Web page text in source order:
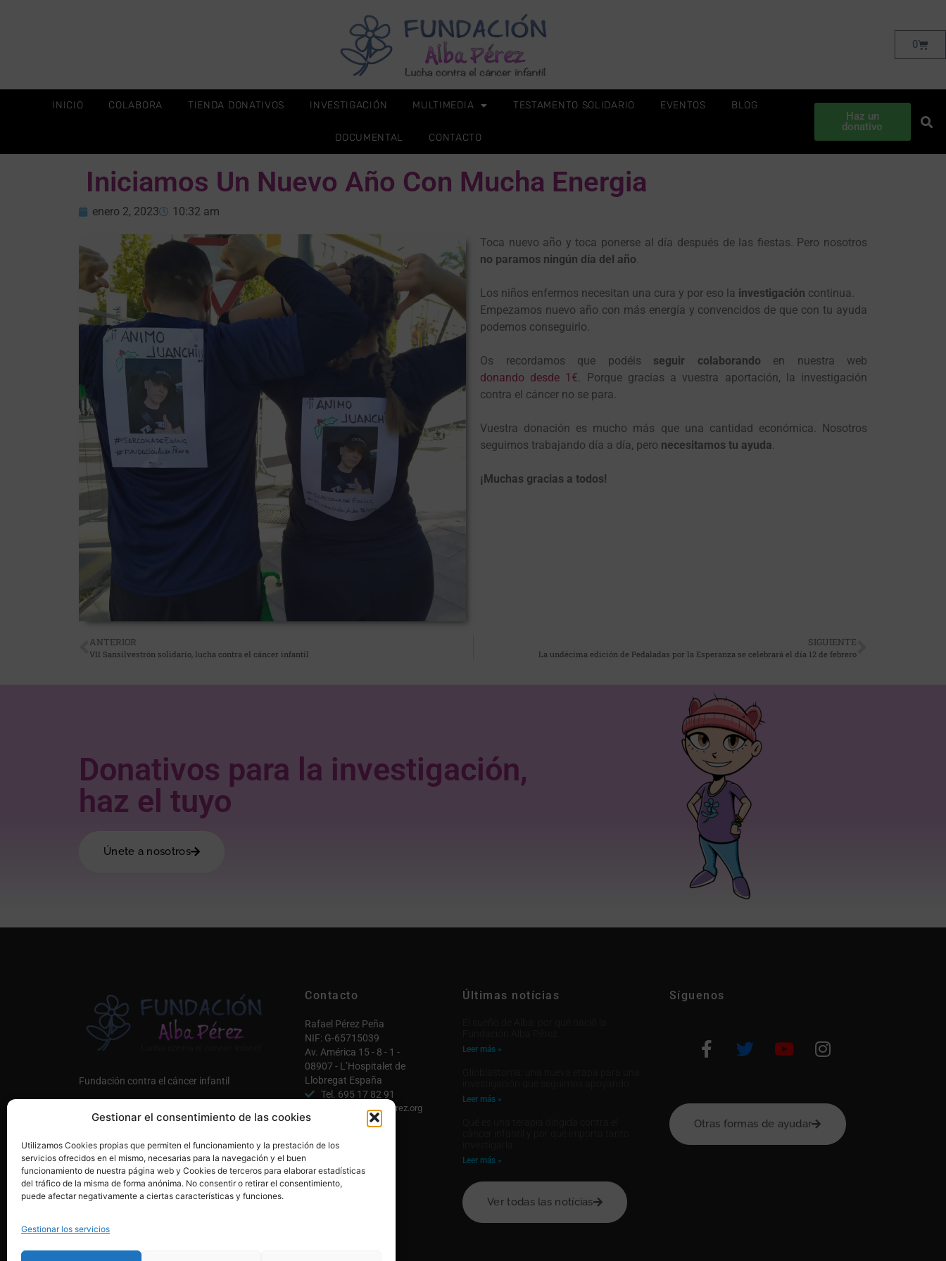
Gestionar el consentimiento de las cookies
Utilizamos Cookies propias que permiten el funcionamiento y la prestación de los
servicios ofrecidos en el mismo, necesarias para la navegación y el buen
funcionamiento de nuestra página web y Cookies de terceros para elaborar estadísticas
del tráfico de la misma de forma anónima. No consentir o retirar el consentimiento,
puede afectar negativamente a ciertas características y funciones.
Gestionar los servicios
0
INICIO COLABORA TIENDA DONATIVOS INVESTIGACIÓN MULTIMEDIA TESTAMENTO SOLIDARIO EVENTOS BLOG
DOCUMENTAL CONTACTO
Haz un
donativo
Iniciamos Un Nuevo Año Con Mucha Energia
enero 2, 2023 10:32 am
Toca nuevo año y toca ponerse al día después de las fiestas. Pero nosotros
no paramos ningún día del año.
Los niños enfermos necesitan una cura y por eso la investigación continua.
Empezamos nuevo año con más energía y convencidos de que con tu ayuda
podemos conseguirlo.
Os recordamos que podéis seguir colaborando en nuestra web
donando desde 1€. Porque gracias a vuestra aportación, la investigación
contra el cáncer no se para.
Vuestra donación es mucho más que una cantidad económica. Nosotros
seguimos trabajando día a día, pero necesitamos tu ayuda.
¡Muchas gracias a todos!
ANTERIOR
VII Sansilvestrón solidario, lucha contra el cáncer infantil
SIGUIENTE
La undécima edición de Pedaladas por la Esperanza se celebrará el día 12 de febrero
Donativos para la investigación,
haz el tuyo
Únete a nosotros
Fundación contra el cáncer infantil
Contacto
Rafael Pérez Peña
NIF: G-65715039
Av. América 15 - 8 - 1 -
08907 - L’Hospitalet de
Llobregat España
Tel. 695 17 82 91
info@fundacionalbaperez.org
Mi cuenta
Últimas notícias
Leer más »
Leer más »
Leer más »
Ver todas las notícias
Síguenos
Otras formas de ayudar